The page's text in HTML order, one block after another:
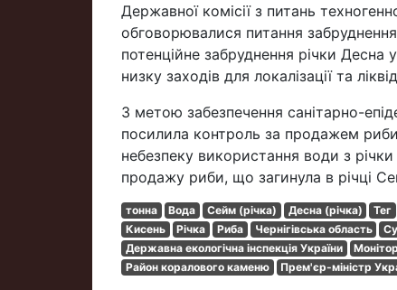
Державної комісії з питань
обговорювалися питання
потенційне забруднення річки Десна
низку заходів для локалізації та
З метою забезпечення санітарно-
посилила контроль за продажем
небезпеку використання води з
продажу риби, що загинула в річці
тонна Вода Сейм (річка) Десна (річка) Тег
Кисень
Річка Риба Чернігівська область
Державна екологічна інспекція України
Район коралового каменю
Прем'єр-міністр